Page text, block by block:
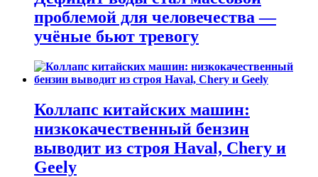
проблемой для человечества —
учёные бьют тревогу
Коллапс китайских машин:
низкокачественный бензин
выводит из строя Haval, Chery и
Geely